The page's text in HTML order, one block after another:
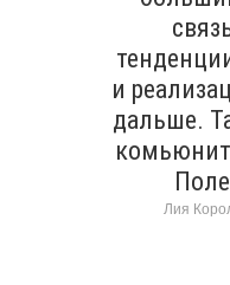
и
дальше.
Лия